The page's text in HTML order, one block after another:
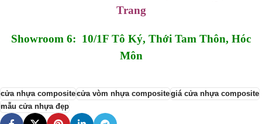
Trang
Showroom 6: 10/1F Tô Ký, Thới Tam Thôn, Hóc
Môn
cửa nhựa compositecửa vòm nhựa compositegiá cửa nhựa composite
mẫu cửa nhựa đẹp